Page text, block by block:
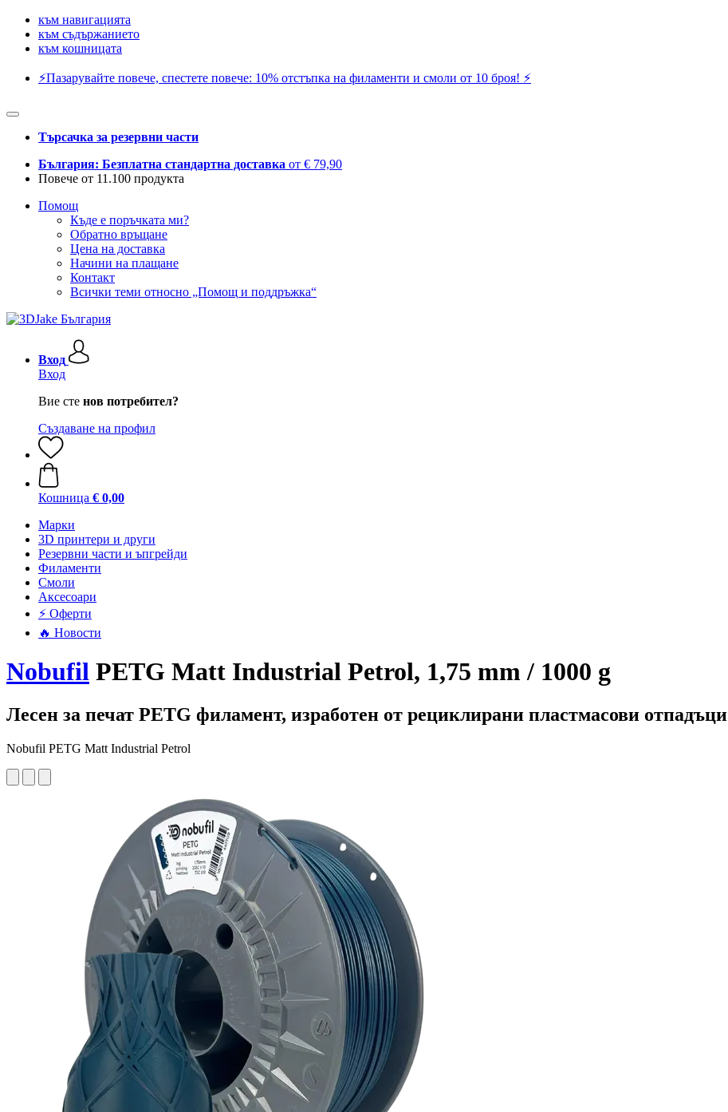
към навигацията
към съдържанието
към кошницата
⚡️Пазарувайте повече, спестете повече: 10% отстъпка на филаменти и смоли от 10 броя! ⚡️
Търсачка за резервни части
България: Безплатна стандартна доставка от € 79,90
Повече от 11.100 продукта
Помощ
Къде е поръчката ми?
Обратно връщане
Цена на доставка
Начини на плащане
Контакт
Всички теми относно „Помощ и поддръжка“
Вход
Вход
Вие сте нов потребител?
Създаване на профил
Кошница € 0,00
Mарки
3D принтери и други
Резервни части и ъпгрейди
Филаменти
Смоли
Аксесоари
⚡ Оферти
🔥 Новости
Nobufil PETG Matt Industrial Petrol, 1,75 mm / 1000 g
Лесен за печат PETG филамент, изработен от рециклирани пластмасови отпадъци
Nobufil PETG Matt Industrial Petrol